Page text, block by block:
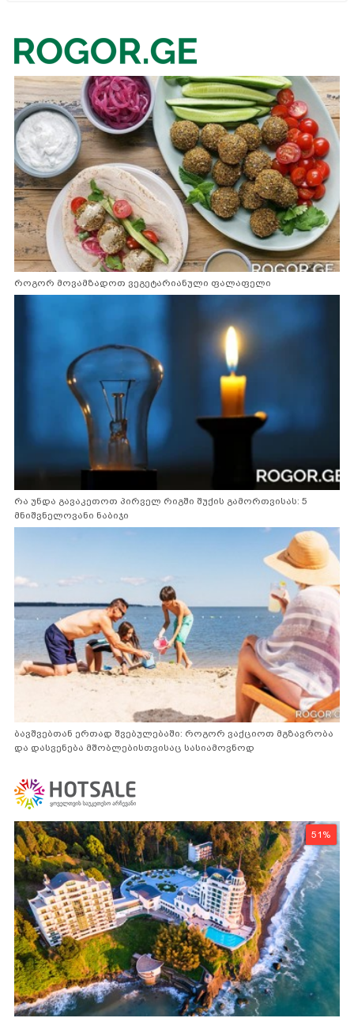
როგორ მოვამზადოთ ვეგეტარიანული ფალაფელი
რა უნდა გავაკეთოთ პირველ რიგში შუქის გამორთვისას: 5
მნიშვნელოვანი ნაბიჯი
ბავშვებთან ერთად შვებულებაში: როგორ ვაქციოთ მგზავრობა
და დასვენება მშობლებისთვისაც სასიამოვნოდ
51%